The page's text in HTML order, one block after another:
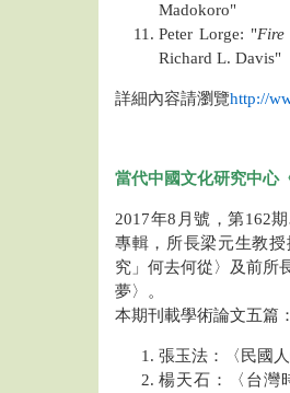
Madokoro"
Peter Lorge: "Fire
Richard L. Davis"
詳細內容請瀏覽http://
當代中國文化研究中心
2017年8月號，第162
專輯，所長梁元生教
究」何去何從〉及前所
夢〉。
本期刊載學術論文五篇：
張玉法：〈民國
楊天石：〈台灣